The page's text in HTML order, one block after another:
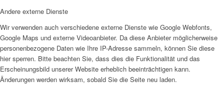
Andere externe Dienste
Wir verwenden auch verschiedene externe Dienste wie Google Webfonts,
Google Maps und externe Videoanbieter. Da diese Anbieter möglicherweise
personenbezogene Daten wie Ihre IP-Adresse sammeln, können Sie diese
hier sperren. Bitte beachten Sie, dass dies die Funktionalität und das
Erscheinungsbild unserer Website erheblich beeinträchtigen kann.
Änderungen werden wirksam, sobald Sie die Seite neu laden.